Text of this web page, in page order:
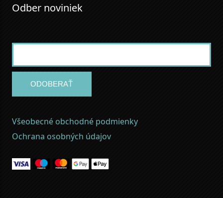
Odber noviniek
ODOBERAŤ
Všeobecné obchodné podmienky
Ochrana osobných údajov